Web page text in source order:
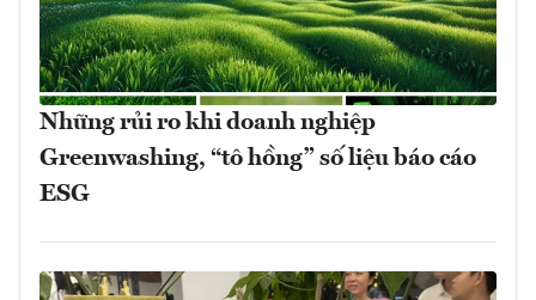
Những rủi ro khi doanh nghiệp
Greenwashing, “tô hồng” số liệu báo cáo
ESG